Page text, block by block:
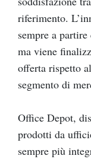
riferimento.
sempre a
ma viene
offerta rispetto
segmento di
Office Depot,
prodotti da
sempre più